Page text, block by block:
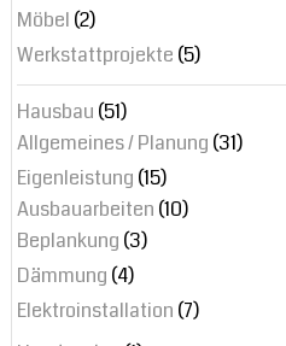
Möbel (2)
Werkstattprojekte (5)
Hausbau (51)
Allgemeines / Planung (31)
Eigenleistung (15)
Ausbauarbeiten (10)
Beplankung (3)
Dämmung (4)
Elektroinstallation (7)